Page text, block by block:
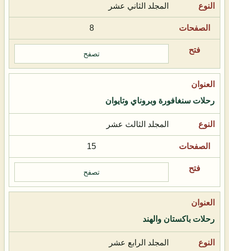
المجلد الثاني عشر
8
تصفح
رحلات سنغافورة وبروناي وتايوان
المجلد الثالث عشر
15
تصفح
رحلات باكستان والهند
المجلد الرابع عشر